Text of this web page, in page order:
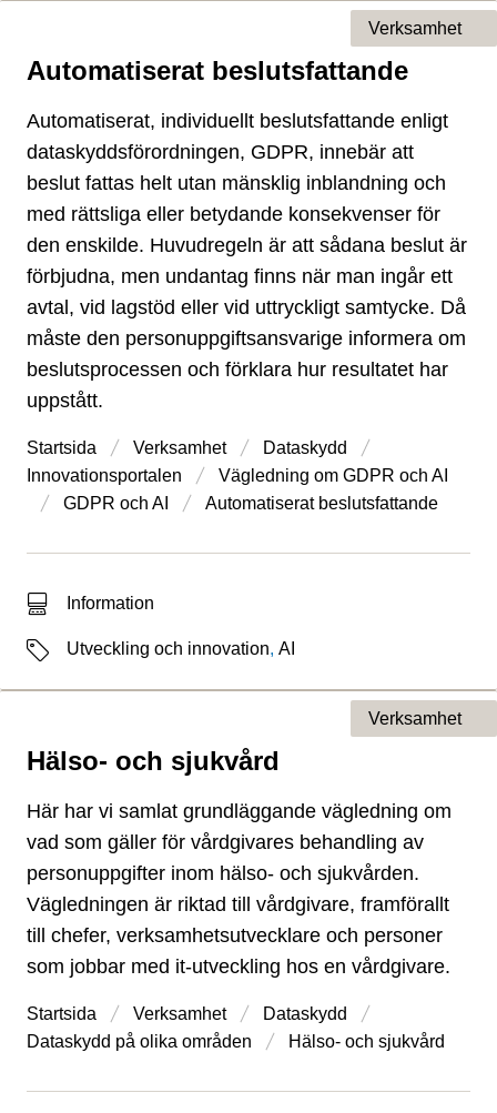
Automatiserat beslutsfattande
Typ av sida
Verksamhet
Automatiserat, individuellt beslutsfattande enligt
dataskyddsförordningen, GDPR, innebär att
beslut fattas helt utan mänsklig inblandning och
med rättsliga eller betydande konsekvenser för
den enskilde. Huvudregeln är att sådana beslut är
förbjudna, men undantag finns när man ingår ett
avtal, vid lagstöd eller vid uttryckligt samtycke. Då
måste den personuppgiftsansvarige informera om
beslutsprocessen och förklara hur resultatet har
uppstått.
Startsida Verksamhet
Dataskydd
Innovations­portalen
Vägledning om GDPR och AI
GDPR och AI
Automatiserat beslutsfattande
Typ av sökträff
Information
EtiketterUtveckling och innovation, AI
Hälso- och sjukvård
Typ av sida
Verksamhet
Här har vi samlat grundläggande vägledning om
vad som gäller för vårdgivares behandling av
personuppgifter inom hälso- och sjukvården.
Vägledningen är riktad till vårdgivare, framförallt
till chefer, verksamhetsutvecklare och personer
som jobbar med it-utveckling hos en vårdgivare.
Startsida Verksamhet
Dataskydd
Dataskydd på olika områden
Hälso- och sjukvård